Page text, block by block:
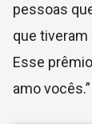
pessoas
que
Esse
amo vocês.”